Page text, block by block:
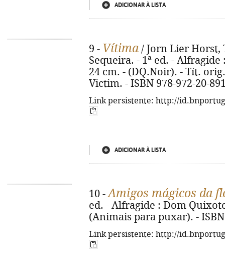
ADICIONAR À LISTA
9 - Vítima / Jorn Lier Horst,
Sequeira. - 1ª ed. -
24 cm. - (DQ.Noir). - Tít.
Victim. - ISBN 978-972-20-
Link persistente: http://
ADICIONAR À LISTA
10 -Amigos mágicos da
ed. - Alfragide : Dom
(Animais para puxar). - ISBN
Link persistente: http://